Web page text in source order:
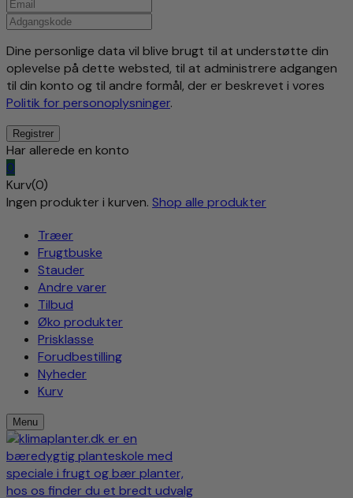
Dine personlige data vil blive brugt til at understøtte din
oplevelse på dette websted, til at administrere adgangen
til din konto og til andre formål, der er beskrevet i vores
Politik for personoplysninger.
Har allerede en konto
0
Kurv(0)
Ingen produkter i kurven. Shop alle produkter
Træer
Frugtbuske
Stauder
Andre varer
Tilbud
Øko produkter
Prisklasse
Forudbestilling
Nyheder
Kurv
Menu